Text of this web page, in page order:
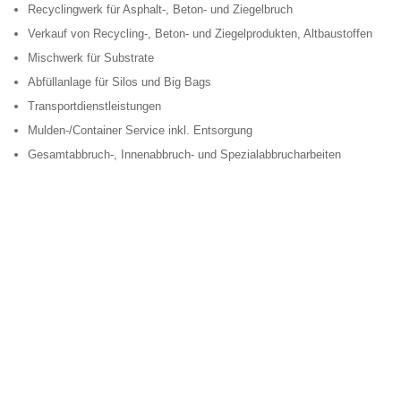
Recyclingwerk für Asphalt-, Beton- und Ziegelbruch
Verkauf von Recycling-, Beton- und Ziegelprodukten, Altbaustoffen
Mischwerk für Substrate
Abfüllanlage für Silos und Big Bags
Transportdienstleistungen
Mulden-/Container Service inkl. Entsorgung
Gesamtabbruch-, Innenabbruch- und Spezialabbrucharbeiten